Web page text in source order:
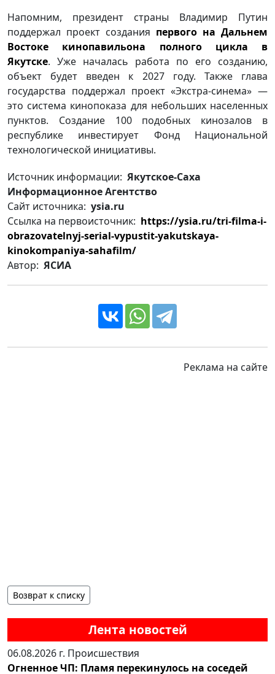
Лента новостей
06.08.2026 г. Происшествия
Огненное ЧП: Пламя перекинулось на соседей
Напомним, президент страны Владимир Путин
поддержал проект создания первого на Дальнем
Востоке кинопавильона полного цикла в
Якутске. Уже началась работа по его созданию,
объект будет введен к 2027 году. Также глава
государства поддержал проект «Экстра-синема» —
это система кинопоказа для небольших населенных
пунктов. Создание 100 подобных кинозалов в
республике инвестирует Фонд Национальной
технологической инициативы.
Источник информации: Якутское-Саха
Информационное Агентство
Сайт источника: ysia.ru
Ссылка на первоисточник: https://ysia.ru/tri-filma-i-
obrazovatelnyj-serial-vypustit-yakutskaya-
kinokompaniya-sahafilm/
Автор: ЯСИА
Реклама на сайте
Возврат к списку